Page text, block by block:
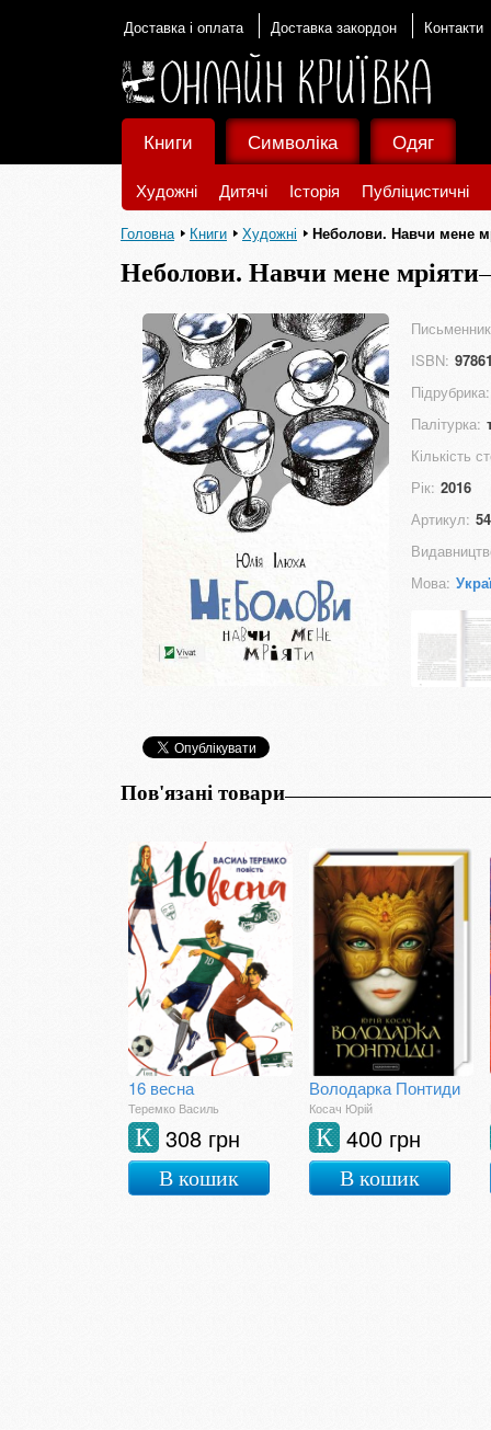
Доставка і оплата Доставка закордон Контакти
Книги
Художні Дитячі Історія Публіцистичні
Символіка Одяг
Головна Книги Художні Неболови. Навчи мене
Неболови. Навчи мене мріяти
ISBN:
Підрубрика:
Палітурка:
Кількість
Рік: 2016
Артикул:
Мова:
Пов'язані товари
16 весна
Теремко Василь
308 грн
К
В кошик
Володарка Понтиди
Косач Юрій
400 грн
К
В кошик